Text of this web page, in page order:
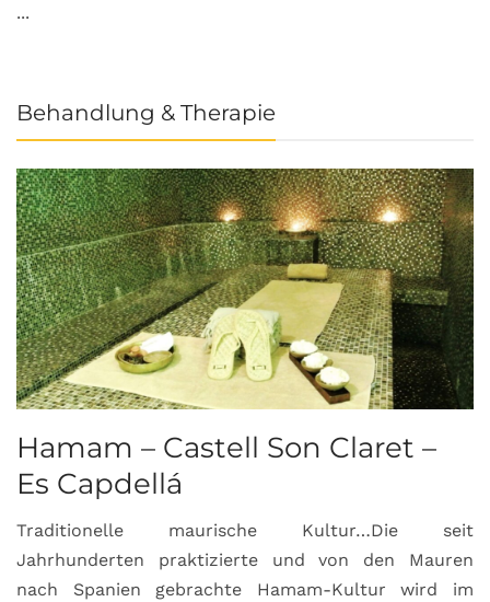
...
Behandlung & Therapie
Hamam – Castell Son Claret –
Es Capdellá
Traditionelle maurische Kultur…Die seit
Jahrhunderten praktizierte und von den Mauren
nach Spanien gebrachte Hamam-Kultur wird im